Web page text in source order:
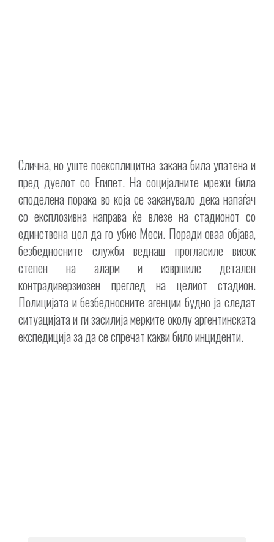
Слична, но уште поексплицитна закана била упатена и
пред дуелот со Египет. На социјалните мрежи била
споделена порака во која се заканувало дека напаѓач
со експлозивна направа ќе влезе на стадионот со
единствена цел да го убие Меси. Поради оваа објава,
безбедносните служби веднаш прогласиле висок
степен на аларм и извршиле детален
контрадиверзиозен преглед на целиот стадион.
Полицијата и безбедносните агенции будно ја следат
ситуацијата и ги засилија мерките околу аргентинската
експедиција за да се спречат какви било инциденти.